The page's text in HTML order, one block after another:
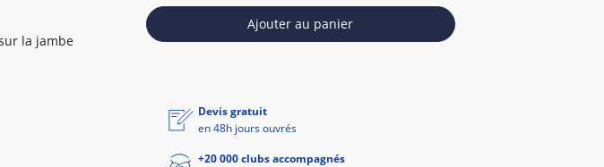
Ajouter au panier
la jambe
Devis gratuit
en 48h jours ouvrés
+20 000 clubs accompagnés